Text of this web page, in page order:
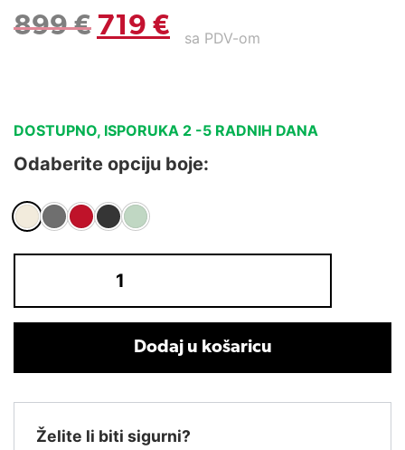
899€ 719 € sa PDV-om
DOSTUPNO, ISPORUKA 2 -5 RADNIH DANA
Odaberite opciju boje:
Dodaj u košaricu
Želite li biti sigurni?